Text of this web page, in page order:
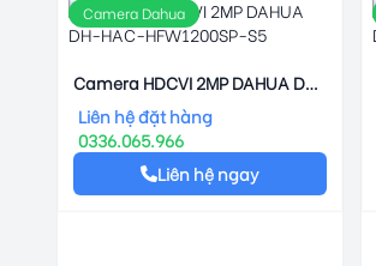
Camera Dahua
Camera HDCVI 2MP DAHUA DH-
HAC-HFW1200SP-S5
Liên hệ đặt hàng
0336.065.966
Liên hệ ngay